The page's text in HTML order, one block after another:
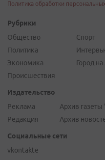
Политика обработки
Рубрики
Общество
Политика
Экономика
Происшествия
Спорт
Город
Издательство
Реклама
Редакция
Архив газеты
Архив
Социальные сети
vkontakte